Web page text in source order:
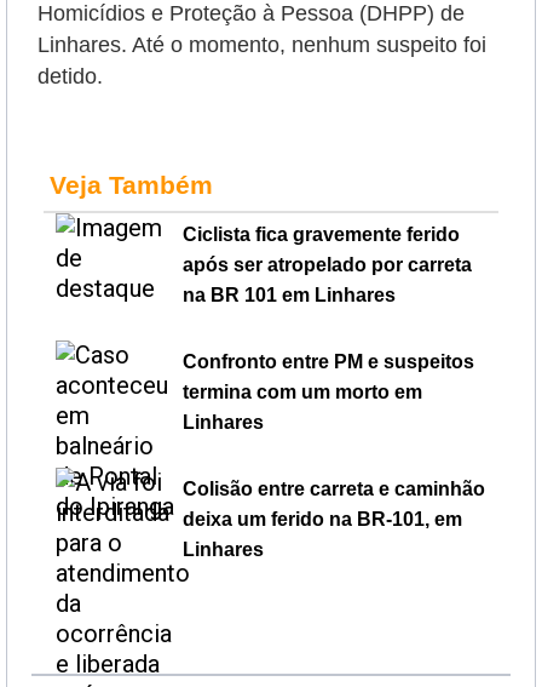
Homicídios e Proteção à Pessoa (DHPP) de
Linhares. Até o momento, nenhum suspeito foi
detido.
Veja Também
Ciclista fica gravemente ferido
após ser atropelado por carreta
na BR 101 em Linhares
Confronto entre PM e suspeitos
termina com um morto em
Linhares
Colisão entre carreta e caminhão
deixa um ferido na BR-101, em
Linhares